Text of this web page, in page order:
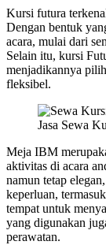
Kursi futura
Dengan bentuk
acara, mulai dari
Selain itu, kursi
menjadikannya
fleksibel.
Jasa Sewa
Meja IBM
aktivitas di acara
namun tetap
keperluan,
tempat untuk
yang digunakan
perawatan.